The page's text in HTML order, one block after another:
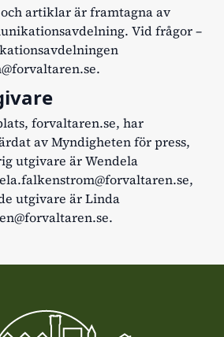
artiklar är framtagna av
Vid frågor –
.
forvaltaren.se, har
av Myndigheten för press,
utgivare är Wendela
,
utgivare är Linda
.